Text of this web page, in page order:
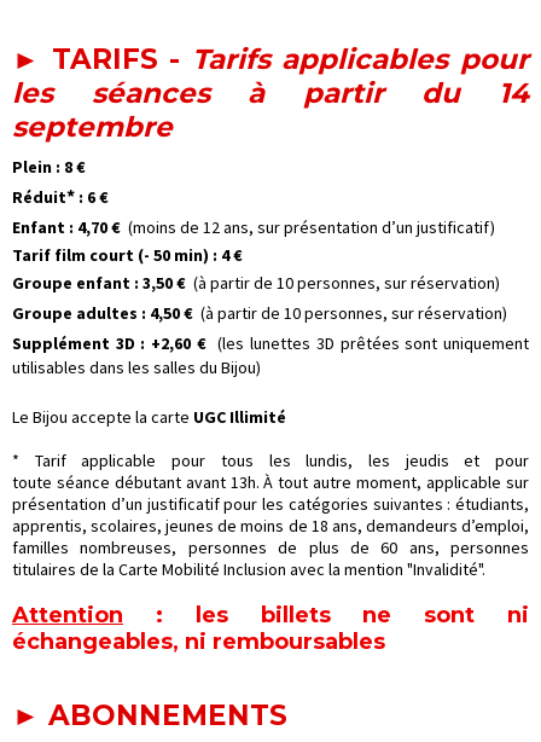
► TARIFS - Tarifs applicables pour
les séances à partir du 14
septembre
Plein : 8 €
Réduit* : 6 €
Enfant : 4,70€ (moins de 12 ans, sur présentation d’un justificatif)
Tarif film court (- 50 min) : 4€
Groupe enfant : 3,50 € (à partir de 10 personnes, sur réservation)
Groupe adultes : 4,50 € (à partir de 10 personnes, sur réservation)
Supplément 3D : +2,60 € (les lunettes 3D prêtées sont uniquement
utilisables dans les salles du Bijou)
Le Bijou accepte la carte UGC Illimité
* Tarif applicable pour tous les lundis, les jeudis et pour
toute séance débutant avant 13h. À tout autre moment, applicable sur
présentation d’un justificatif pour les catégories suivantes : étudiants,
apprentis, scolaires, jeunes de moins de 18 ans, demandeurs d’emploi,
familles nombreuses, personnes de plus de 60 ans, personnes
titulaires de la Carte Mobilité Inclusion avec la mention "Invalidité".
Attention : les billets ne sont ni
échangeables, ni remboursables
► ABONNEMENTS